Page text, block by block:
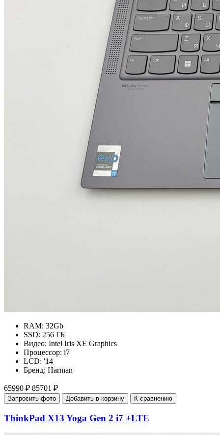
RAM: 32Gb
SSD: 256 ГБ
Видео: Intel Iris XE Graphics
Процессор: i7
LCD: '14
Бренд: Harman
65990 ₽ 85701 ₽
Запросить фото Добавить в корзину К сравнению
ThinkPad X13 Yoga Gen 2 i7 +LTE